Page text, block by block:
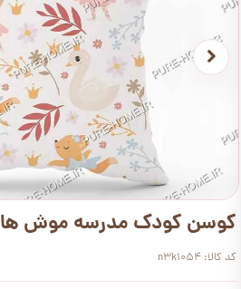
کوسن کودک مدرسه موش ها
کد کالا: n3k1054